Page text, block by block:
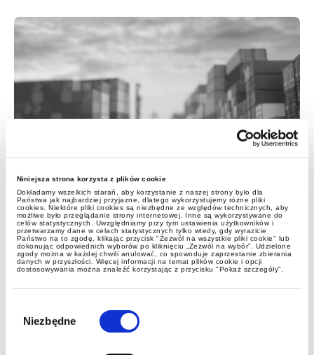
Niniejsza strona korzysta z plików cookie
Dokładamy wszelkich starań, aby korzystanie z naszej strony było dla
Państwa jak najbardziej przyjazne, dlatego wykorzystujemy różne pliki
cookies. Niektóre pliki cookies są niezbędne ze względów technicznych, aby
możliwe było przeglądanie strony internetowej. Inne są wykorzystywane do
celów statystycznych. Uwzględniamy przy tym ustawienia użytkowników i
przetwarzamy dane w celach statystycznych tylko wtedy, gdy wyrazicie
Państwo na to zgodę, klikając przycisk "Zezwól na wszystkie pliki cookie" lub
dokonując odpowiednich wyborów po kliknięciu „Zezwól na wybór”. Udzielone
zgody można w każdej chwili anulować, co spowoduje zaprzestanie zbierania
danych w przyszłości. Więcej informacji na temat plików cookie i opcji
dostosowywania można znaleźć korzystając z przycisku "Pokaż szczegóły".
zgody
Niezbędne
CBAM - zapowiedź
projektowanych uproszczeń